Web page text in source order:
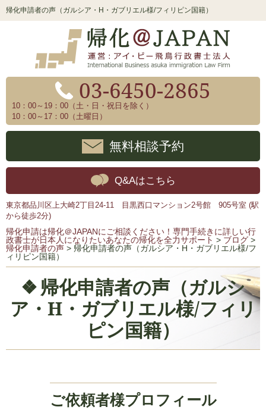
帰化申請者の声（ガルシア・H・ガブリエル様/フィリピン国籍）
03-6450-2865
10：00～19：00（土・日・祝日を除く）
10：00～17：00（土曜日）
無料相談予約
Q&Aはこちら
東京都品川区上大崎2丁目24-11 目黒西口マンション2号館 905号室 (駅
から徒歩2分)
帰化申請は帰化＠JAPANにご相談ください！専門手続きに詳しい行
政書士が日本人になりたいあなたの帰化を全力サポート > ブログ >
帰化申請者の声 > 帰化申請者の声（ガルシア・H・ガブリエル様/フ
ィリピン国籍）
帰化申請者の声（ガルシ
ア・H・ガブリエル様/フィリ
ピン国籍）
ご依頼者様プロフィール